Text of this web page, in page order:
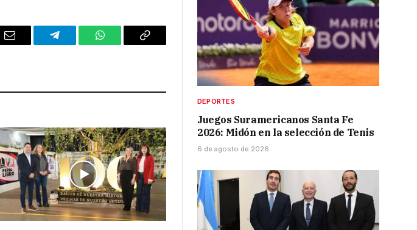
Email Telegram WhatsAppCopy
DEPORTES
Juegos Suramericanos Santa Fe
2026: Midón en la selección de Tenis
6 de agosto de 2026